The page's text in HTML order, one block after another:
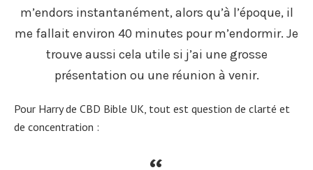
m’endors instantanément, alors qu’à l’époque, il
me fallait environ 40 minutes pour m’endormir. Je
trouve aussi cela utile si j’ai une grosse
présentation ou une réunion à venir.
Pour Harry de CBD Bible UK, tout est question de clarté et
de concentration :